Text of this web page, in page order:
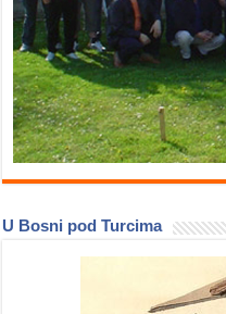
U Bosni pod Turcima